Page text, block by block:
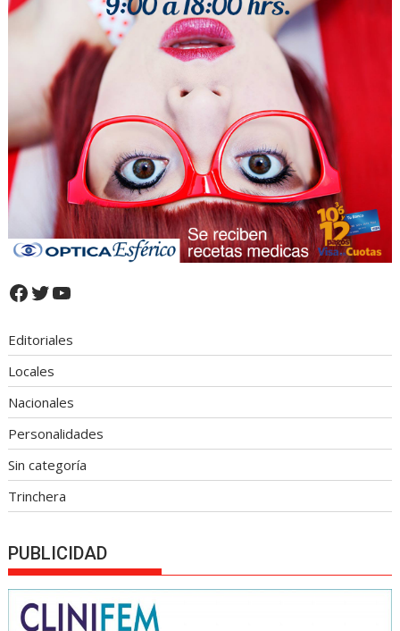
Facebook
Twitter
YouTube
Editoriales
Locales
Nacionales
Personalidades
Sin categoría
Trinchera
PUBLICIDAD